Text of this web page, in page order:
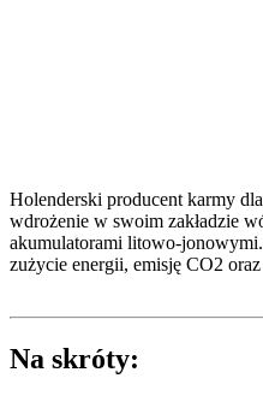
Holenderski producent karmy
wdrożenie w swoim zakładzie
akumulatorami litowo-
zużycie energii, emisję CO2
Na skróty: